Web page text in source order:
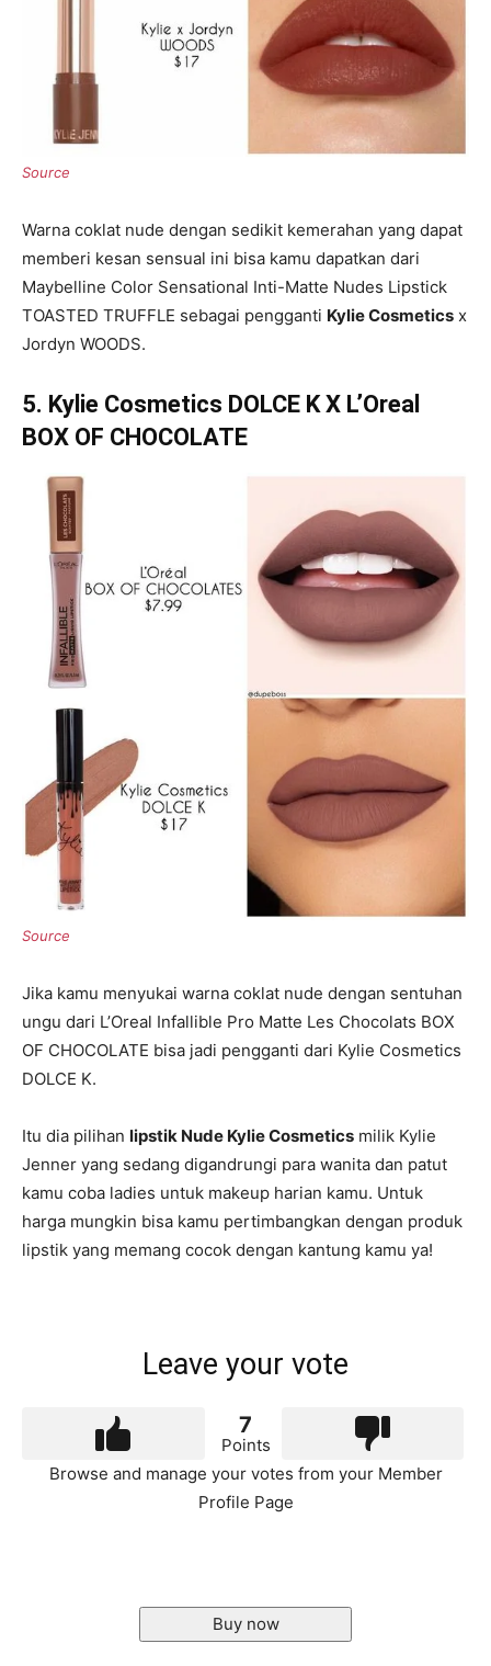
Warna coklat nude dengan sedikit kemerahan yang dapat
memberi kesan sensual ini bisa kamu dapatkan dari
Maybelline Color Sensational Inti-Matte Nudes Lipstick
TOASTED TRUFFLE sebagai pengganti Kylie Cosmetics x
Jordyn WOODS.
5. Kylie Cosmetics DOLCE K X L’Oreal
BOX OF CHOCOLATE
Jika kamu menyukai warna coklat nude dengan sentuhan
ungu dari L’Oreal Infallible Pro Matte Les Chocolats BOX
OF CHOCOLATE bisa jadi pengganti dari Kylie Cosmetics
DOLCE K.
Itu dia pilihan lipstik Nude Kylie Cosmetics milik Kylie
Jenner yang sedang digandrungi para wanita dan patut
kamu coba ladies untuk makeup harian kamu. Untuk
harga mungkin bisa kamu pertimbangkan dengan produk
lipstik yang memang cocok dengan kantung kamu ya!
Leave your vote
7
Points
Browse and manage your votes from your Member
Profile Page
Buy now